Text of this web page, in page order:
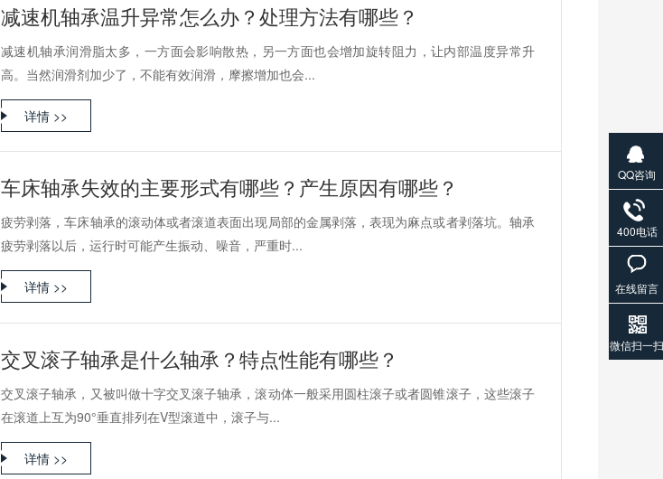
减速机轴承温升异常怎么办？处理方法有哪些？
减速机轴承润滑脂太多，一方面会影响散热，另一方面也会增加旋转阻力，让内部温度异常升
高。当然润滑剂加少了，不能有效润滑，摩擦增加也会...
详情 >>
车床轴承失效的主要形式有哪些？产生原因有哪些？
疲劳剥落，车床轴承的滚动体或者滚道表面出现局部的金属剥落，表现为麻点或者剥落坑。轴承
疲劳剥落以后，运行时可能产生振动、噪音，严重时...
详情 >>
交叉滚子轴承是什么轴承？特点性能有哪些？
交叉滚子轴承，又被叫做十字交叉滚子轴承，滚动体一般采用圆柱滚子或者圆锥滚子，这些滚子
在滚道上互为90°垂直排列在V型滚道中，滚子与...
详情 >>
QQ咨询
400电话
在线留言
微信扫一扫